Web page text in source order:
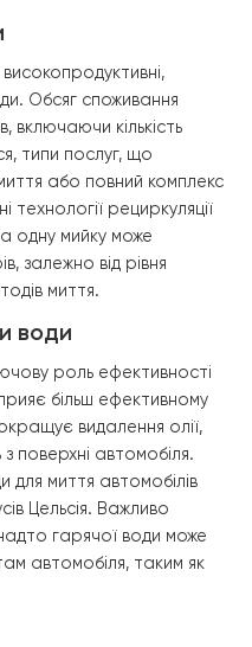
температури, і як
процеси
високопродуктивні,
води. Обсяг споживання
включаючи кількість